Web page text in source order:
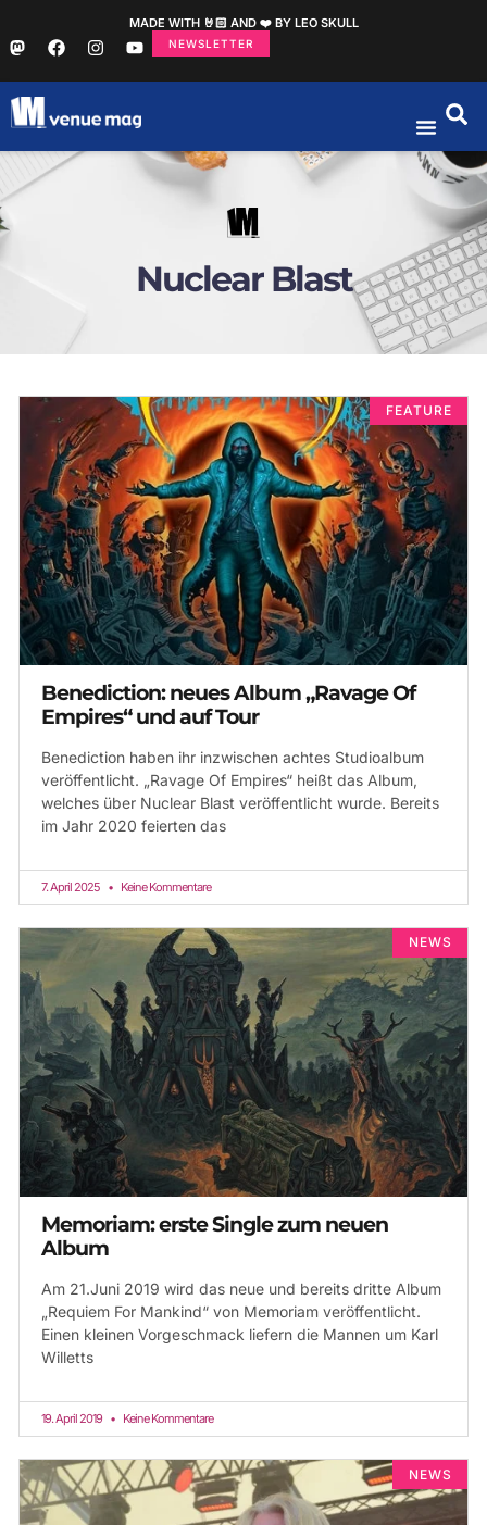
MADE WITH 🤘🏻 AND ❤️ BY LEO SKULL
NEWSLETTER
Nuclear Blast
FEATURE
Benediction: neues Album „Ravage Of
Empires“ und auf Tour
Benediction haben ihr inzwischen achtes Studioalbum
veröffentlicht. „Ravage Of Empires“ heißt das Album,
welches über Nuclear Blast veröffentlicht wurde. Bereits
im Jahr 2020 feierten das
7. April 2025 Keine Kommentare
NEWS
Memoriam: erste Single zum neuen
Album
Am 21.Juni 2019 wird das neue und bereits dritte Album
„Requiem For Mankind“ von Memoriam veröffentlicht.
Einen kleinen Vorgeschmack liefern die Mannen um Karl
Willetts
19. April 2019 Keine Kommentare
NEWS